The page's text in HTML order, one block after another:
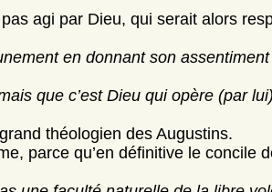
pas agi par Dieu, qui serait alors
en donnant son
que c’est Dieu qui opère (par
théologien des Augustins.
parce qu’en définitive le concile